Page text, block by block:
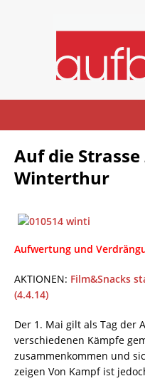
Auf die
Winterthur
Aufwertung und
AKTIONEN: Film&Snacks
(4.4.14)
Der 1. Mai gilt als Tag der
verschiedenen Kämpfe
zusammenkommen und
zeigen Von Kampf ist